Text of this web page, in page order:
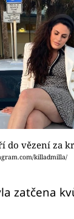
do vězení za
killadmilla/
zatčena